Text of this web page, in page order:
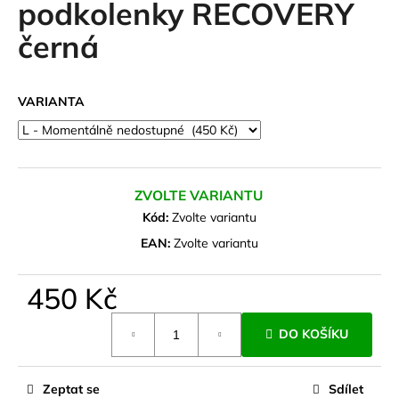
podkolenky RECOVERY
černá
VARIANTA
ZVOLTE VARIANTU
Kód: Zvolte variantu
EAN: Zvolte variantu
450 Kč
DO KOŠÍKU
Zeptat se Sdílet
a
j
t
?
HLEDAT
o
r
u